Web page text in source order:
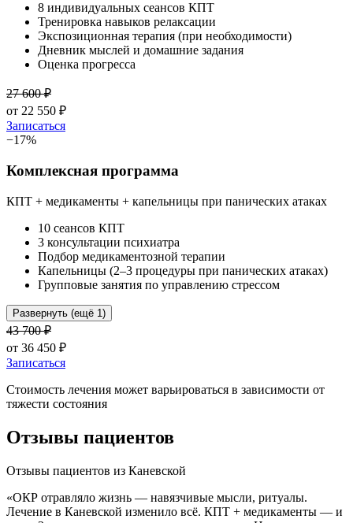
8 индивидуальных сеансов КПТ
Тренировка навыков релаксации
Экспозиционная терапия (при необходимости)
Дневник мыслей и домашние задания
Оценка прогресса
27 600₽
от 22 550 ₽
Записаться
−17%
Комплексная программа
КПТ + медикаменты + капельницы при панических атаках
10 сеансов КПТ
3 консультации психиатра
Подбор медикаментозной терапии
Капельницы (2–3 процедуры при панических атаках)
Групповые занятия по управлению стрессом
Развернуть (ещё 1)
43 700₽
от 36 450 ₽
Записаться
Стоимость лечения может варьироваться в зависимости от
тяжести состояния
Отзывы пациентов
Отзывы пациентов из Каневской
«ОКР отравляло жизнь — навязчивые мысли, ритуалы.
Лечение в Каневской изменило всё. КПТ + медикаменты — и